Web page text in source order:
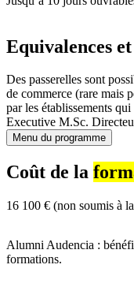
Equivalences
Des passerelles sont
de commerce (rare mais
par les établissements
Executive M.Sc.
Menu du programme
Coût de la
16 100 € (non soumis à
Alumni Audencia :
formations.